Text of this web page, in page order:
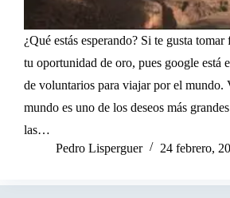
¿Qué estás esperando? Si te gusta tomar
tu oportunidad de oro, pues google está
de voluntarios para viajar por el mundo.
mundo es uno de los deseos más
las…
Pedro Lisperguer
24 febrero,